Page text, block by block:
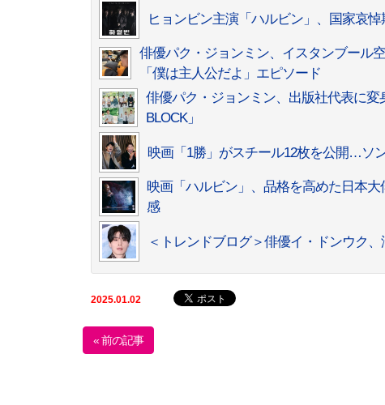
ヒョンビン主演「ハルビン」、国家哀
俳優パク・ジョンミン、イスタンブール
「僕は主人公だよ」エピソード
俳優パク・ジョンミン、出版社代表に
BLOCK」
映画「1勝」がスチール12枚を公開…ソ
映画「ハルビン」、品格を高めた日本
感
＜トレンドブログ＞俳優イ・ドンウク
2025.01.02
« 前の記事